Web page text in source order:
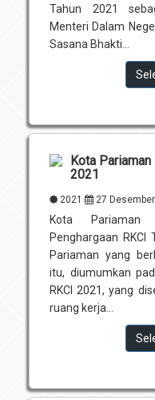
Tahun 2021
Menteri Dalam
Sasana Bhakti...
Kota
2021
2021 27
Kota Pariaman
Penghargaan RKCI
Pariaman yang
itu, diumumkan
RKCI 2021, yang
ruang kerja...